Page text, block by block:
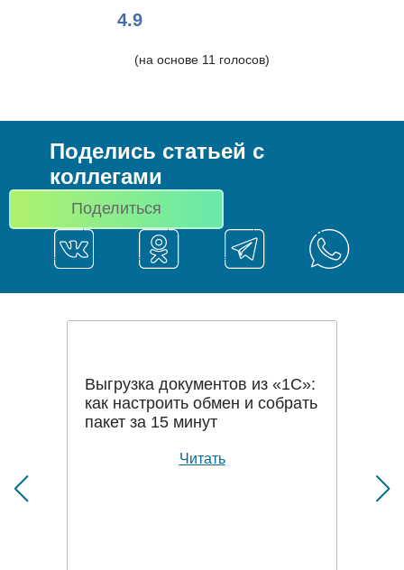
4.9
(на основе 11 голосов)
Поделись статьей с
коллегами
Поделиться
Выгрузка документов из «1С»:
как настроить обмен и собрать
пакет за 15 минут
Читать